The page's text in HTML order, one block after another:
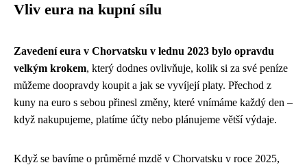
Vliv eura na kupní sílu
Zavedení eura v Chorvatsku v lednu 2023 bylo opravdu
velkým krokem, který dodnes ovlivňuje, kolik si za své peníze
můžeme doopravdy koupit a jak se vyvíjejí platy. Přechod z
kuny na euro s sebou přinesl změny, které vnímáme každý den –
když nakupujeme, platíme účty nebo plánujeme větší výdaje.
Když se bavíme o průměrné mzdě v Chorvatsku v roce 2025,